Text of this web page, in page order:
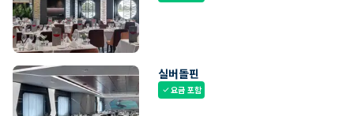
실버돌핀
check요금 포함